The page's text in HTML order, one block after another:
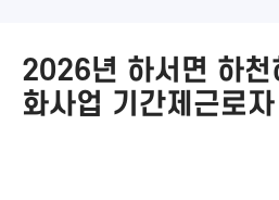
2026년 하서면 하천
화사업 기간제근로